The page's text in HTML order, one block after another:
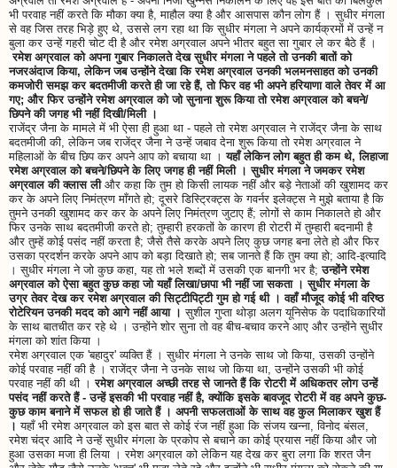
भी परवाह नहीं करते कि मौका क्या है, माहौल क्या है और आसपास कौन लोग हैं । सुधीर मंगला
से वह जिस तरह भिड़े हुए थे, उससे लग रहा था कि सुधीर मंगला ने अपने कार्यक्रमों में उन्हें न
बुला कर उन्हें गहरी चोट दी है और रमेश अग्रवाल अपने भीतर बहुत सा गुबार ले कर बैठे हैं ।
रमेश अग्रवाल को अपना गुबार निकालते देख सुधीर मंगला ने पहले तो उनकी बातों को
नजरअंदाज किया, लेकिन जब उन्होंने देखा कि रमेश अग्रवाल उनकी भलमनसाहत को उनकी
कमजोरी समझ कर बदतमीजी करते ही जा रहे हैं, तो फिर वह भी अपने हरियाणा वाले तेवर में आ
गए; और फिर उन्होंने रमेश अग्रवाल को जो सुनाना शुरू किया तो रमेश अग्रवाल को बचने/
छिपने की जगह भी नहीं दिखी/मिली ।
राजेंद्र जैना के मामले में भी ऐसा ही हुआ था - पहले तो रमेश अग्रवाल ने राजेंद्र जैना के साथ
बदतमीजी की, लेकिन जब राजेंद्र जैना ने उन्हें जबाव देना शुरू किया तो रमेश अग्रवाल ने
महिलाओं के बीच छिप कर अपने आप को बचाया था ।यहाँ लेकिन लोग बहुत ही कम थे, लिहाजा
रमेश अग्रवाल को बचने/छिपने के लिए जगह ही नहीं मिली । सुधीर मंगला ने जमकर रमेश
अग्रवाल की क्लास लीऔर कहा कि तुम हो किसी लायक नहीं और बड़े नेताओं की खुशामद कर
कर के अपने लिए निमंत्रण माँगते हो; दूसरे डिस्ट्रिक्ट्स के गवर्नर इलेक्ट्स ने मुझे बताया है कि
तुमने उनकी खुशामद कर कर के अपने लिए निमंत्रण जुटाए हैं; लोगों से काम निकालते हो और
फिर उनके साथ बदतमीजी करते हो; तुम्हारी हरकतों के कारण ही रोटरी में तुम्हारी बदनामी है
और तुम्हें कोई पसंद नहीं करता है; जैसे तैसे करके अपने लिए कुछ जगह बना लेते हो और फिर
उसका प्रदर्शन करके अपने आप को बड़ा दिखाते हो; सब जानते हैं कि तुम क्या हो; आदि-इत्यादि
। सुधीर मंगला ने जो कुछ कहा, यह तो भले शब्दों में उसकी एक बानगी भर है;उन्होंने रमेश
अग्रवाल को ऐसा बहुत कुछ कहा जो यहाँ लिखा/छापा भी नहीं जा सकता । सुधीर मंगला के
उग्र तेवर देख कर रमेश अग्रवाल की सिट्टीपिट्टी गुम हो गई थी । वहाँ मौजूद कोई भी वरिष्ठ
रोटेरियन उनकी मदद को आगे नहीं आया । सुशील गुप्ता थोड़ा अलग यूनिसेफ के पदाधिकारियों
के साथ बातचीत कर रहे थे । उन्होंने शोर सुना तो वह बीच-बचाव करने आए और उन्होंने सुधीर
मंगला को शांत किया ।
रमेश अग्रवाल एक 'बहादुर' व्यक्ति हैं । सुधीर मंगला ने उनके साथ जो किया, उसकी उन्होंने
कोई परवाह नहीं की है । राजेंद्र जैना ने उनके साथ जो किया था, उन्होंने उसकी भी कोई
परवाह नहीं की थी ।रमेश अग्रवाल अच्छी तरह से जानते हैं कि रोटरी में अधिकतर लोग उन्हें
पसंद नहीं करते हैं - उन्हें इसकी भी परवाह नहीं है, क्योंकि इसके बावजूद रोटरी में वह अपने कुछ-
कुछ काम बनाने में सफल हो ही जाते हैं । अपनी सफलताओं के साथ वह कुल मिलाकर खुश हैं
। यहाँ भी रमेश अग्रवाल को इस बात से कोई रंज नहीं हुआ कि संजय खन्ना, विनोद बंसल,
रमेश चंद्र आदि ने उन्हें सुधीर मंगला के प्रकोप से बचाने का कोई प्रयास नहीं किया और जो
हुआ उसका मजा ही लिया । रमेश अग्रवाल को लेकिन यह देख कर बुरा लगा कि शरत जैन